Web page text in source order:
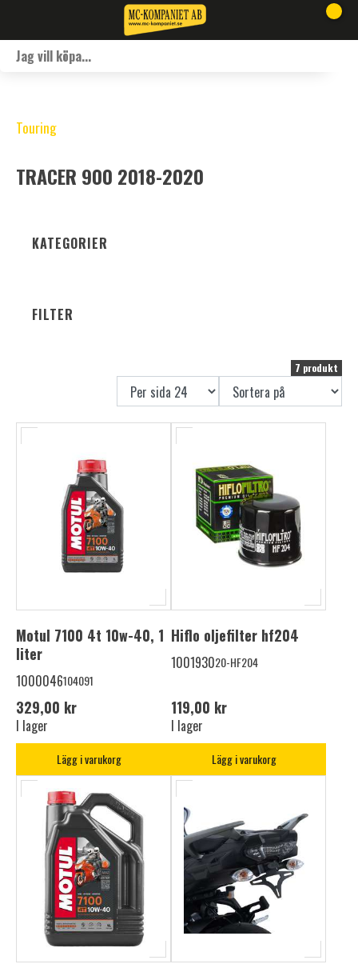
Touring
TRACER 900 2018-2020
KATEGORIER
FILTER
7 produkt
Motul 7100 4t 10w-40, 1
liter
1000046104091
329,00 kr
I lager
Lägg i varukorg
Hiflo oljefilter hf204
100193020-HF204
119,00 kr
I lager
Lägg i varukorg